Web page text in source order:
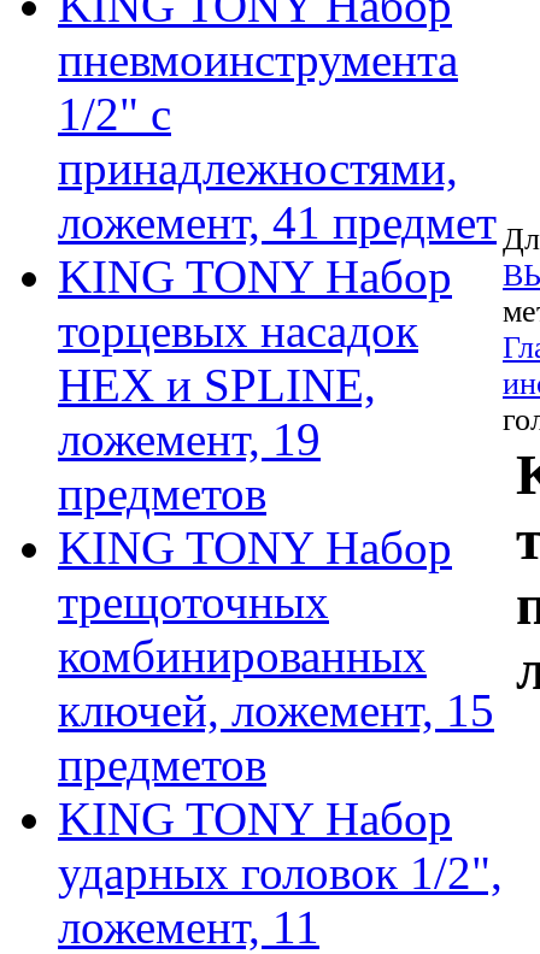
пневмоинструмента
1/2" с
принадлежностями,
ложемент, 41 предмет
KING TONY Набор
торцевых насадок
HEX и SPLINE,
ложемент, 19
предметов
KING TONY Набор
трещоточных
комбинированных
ключей, ложемент, 15
предметов
KING TONY Набор
ударных головок 1/2",
ложемент, 11